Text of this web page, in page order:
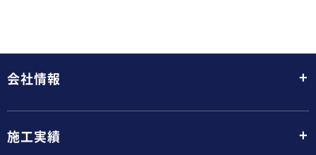
会社情報 +
施工実績 +